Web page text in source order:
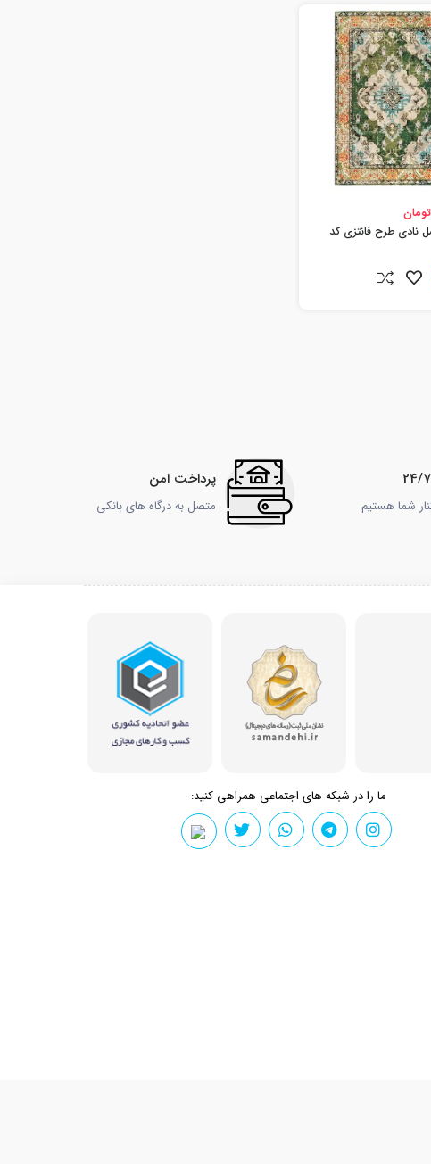
نادی طرح فانتزی کد
شما هستیم
پرداخت امن
متصل به درگاه های بانکی
ما را در شبکه های اجتماعی همراهی کنید: